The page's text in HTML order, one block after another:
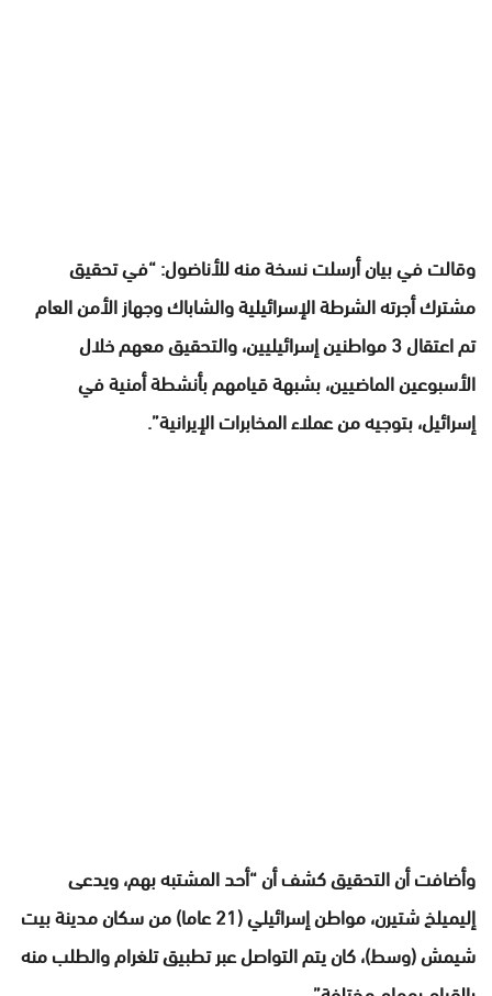
وقالت في بيان أرسلت نسخة منه للأناضول: “في تحقيق
مشترك أجرته الشرطة الإسرائيلية والشاباك وجهاز الأمن العام
تم اعتقال 3 مواطنين إسرائيليين، والتحقيق معهم خلال
الأسبوعين الماضيين، بشبهة قيامهم بأنشطة أمنية في
إسرائيل، بتوجيه من عملاء المخابرات الإيرانية”.
وأضافت أن التحقيق كشف أن “أحد المشتبه بهم، ويدعى
إليميلخ شتيرن، مواطن إسرائيلي (21 عاما) من سكان مدينة بيت
شيمش (وسط)، كان يتم التواصل عبر تطبيق تلغرام والطلب منه